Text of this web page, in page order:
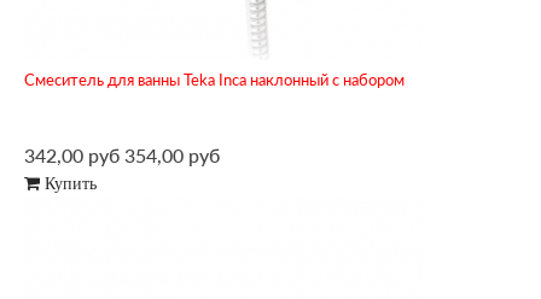
Смеситель для ванны Teka Inca наклонный с набором
342,00 руб 354,00 руб
Купить